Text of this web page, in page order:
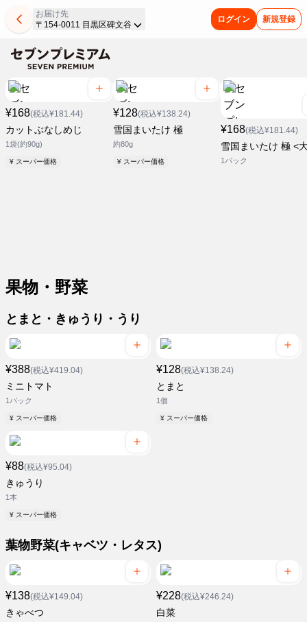
お届け先
〒154-0011 目黒区碑文谷
ログイン 新規登録
¥168(税込¥181.44)
カットぶなしめじ
1袋(約90g)
¥ スーパー価格
¥128(税込¥138.24)
雪国まいたけ 極
約80g
¥ スーパー価格
¥168(税込¥181.44)
雪国まいたけ 極 <
1パック
果物・野菜
とまと・きゅうり・うり
¥388(税込¥419.04)
ミニトマト
1パック
¥ スーパー価格
¥128(税込¥138.24)
とまと
1個
¥ スーパー価格
¥88(税込¥95.04)
きゅうり
1本
¥ スーパー価格
葉物野菜(キャベツ・レタス)
¥138(税込¥149.04)
きゃべつ
¥228(税込¥246.24)
白菜